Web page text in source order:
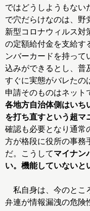
ではどうしようもない
で穴だらけなのは、野
新型コロナウィルス対
の定額給付金を支給す
ンバーカードを持って
込みができるとし、普
すぐに実態がバレたの
申請そのものはネット
各地方自治体側はいち
を打ち直すという超マ
確認も必要となり通常
方が格段に役所の事務
だ。こうしてマイナン
い。機能していないと
私自身は、今のとこ
弁連が情報漏洩の危険